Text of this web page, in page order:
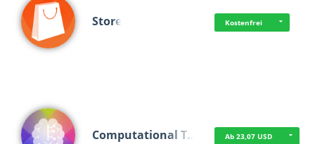
Store Kostenfrei
Computational T… Ab 23,07 USD